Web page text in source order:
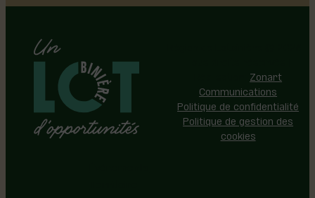
Zonart
Communications
Politique de confidentialité
Politique de gestion des
cookies